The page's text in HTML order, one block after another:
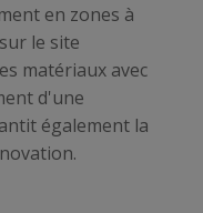
en zones à
le site
matériaux avec
d'une
également la